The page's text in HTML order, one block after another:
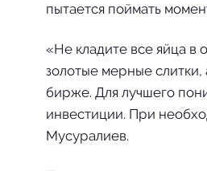
пытается поймать
«Не кладите все яйца в
золотые мерные
бирже. Для лучшего
инвестиции. При
Мусуралиев.